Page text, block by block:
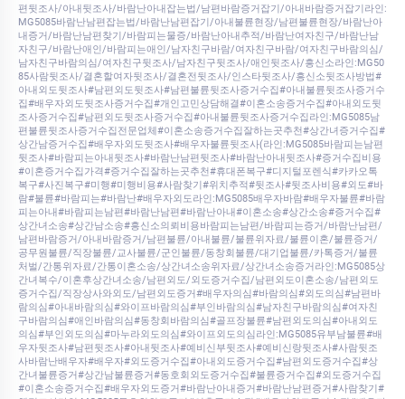
편뒷조사/아내뒷조사/바람난아내잡는법/남편바람증거잡기/아내바람증거잡기라인:
MG5085바람난남편잡는법/바람난남편잡기/아내불륜현장/남편불륜현장/바람난아
내증거/바람난남편찾기/바람피는물증/바람난아내추적/바람난여자친구/바람난남
자친구/바람난애인/바람피는애인/남자친구바람/여자친구바람/여자친구바람의심/
남자친구바람의심/여자친구뒷조사/남자친구뒷조사/애인뒷조사/흥신소라인:MG50
85사람뒷조사/결혼할여자뒷조사/결혼전뒷조사/인스타뒷조사/흥신소뒷조사방법#
아내외도뒷조사#남편외도뒷조사#남편불륜뒷조사증거수집#아내불륜뒷조사증거수
집#배우자외도뒷조사증거수집#개인고민상담해결#이혼소송증거수집#아내외도뒷
조사증거수집#남편외도뒷조사증거수집#아내불륜뒷조사증거수집라인:MG5085남
편불륜뒷조사증거수집전문업체#이혼소송증거수집잘하는곳추천#상간녀증거수집#
상간남증거수집#배우자외도뒷조사#배우자불륜뒷조사(라인:MG5085바람피는남편
뒷조사#바람피는아내뒷조사#바람난남편뒷조사#바람난아내뒷조사#증거수집비용
#이혼증거수집가격#증거수집잘하는곳추천#휴대폰복구#디지털포렌식#카카오톡
복구#사진복구#미행#미행비용#사람찾기#위치추적#뒷조사#뒷조사비용#외도#바
람#불륜#바람피는#바람난#배우자외도라인:MG5085배우자바람#배우자불륜#바람
피는아내#바람피는남편#바람난남편#바람난아내#이혼소송#상간소송#증거수집#
상간녀소송#상간남소송#흥신소의뢰비용바람피는남편/바람피는증거/바람난남편/
남편바람증거/아내바람증거/남편불륜/아내불륜/불륜위자료/불륜이혼/불륜증거/
공무원불륜/직장불륜/교사불륜/군인불륜/동창회불륜/대기업불륜/카톡증거/불륜
처벌/간통위자료/간통이혼소송/상간녀소송위자료/상간녀소송증거라인:MG5085상
간녀복수/이혼후상간녀소송/남편외도/외도증거수집/남편외도이혼소송/남편외도
증거수집/직장상사와외도/남편외도증거#배우자의심#바람의심#외도의심#남편바
람의심#아내바람의심#와이프바람의심#부인바람의심#남자친구바람의심#여자친
구바람의심#애인바람의심#동창회바람의심#골프장불륜#남편외도의심#아내외도
의심#부인외도의심#마누라외도의심#와이프외도의심라인:MG5085유부남불륜#배
우자뒷조사#남편뒷조사#아내뒷조사#예비신부뒷조사#예비신랑뒷조사#사람뒷조
사바람난배우자#배우자#외도증거수집#아내외도증거수집#남편외도증거수집#상
간녀불륜증거#상간남불륜증거#동호회외도증거수집#불륜증거수집#외도증거수집
#이혼소송증거수집#배우자외도증거#바람난아내증거#바람난남편증거#사람찾기#